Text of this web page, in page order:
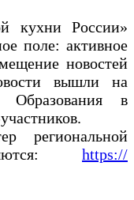
кухни России»
поле: активное
новостей
вышли на
Образования в
региональной
https://